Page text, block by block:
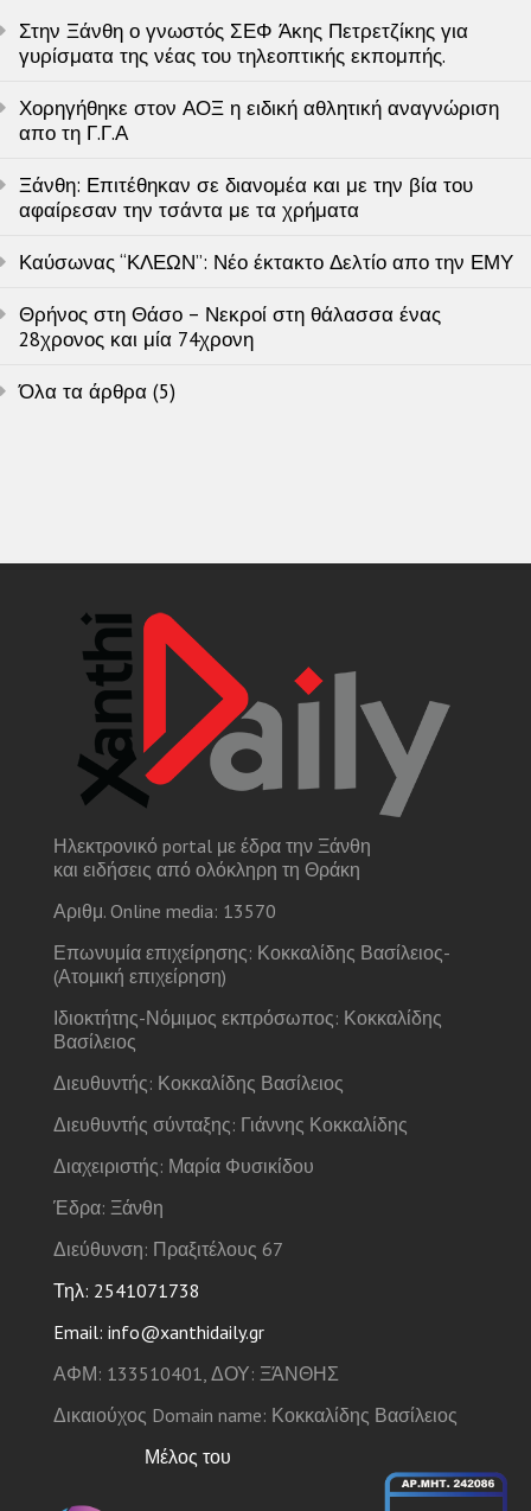
Στην Ξάνθη ο γνωστός ΣΕΦ Άκης Πετρετζίκης για
γυρίσματα της νέας του τηλεοπτικής εκπομπής.
Χορηγήθηκε στον ΑΟΞ η ειδική αθλητική αναγνώριση
απο τη Γ.Γ.Α
Ξάνθη: Επιτέθηκαν σε διανομέα και με την βία του
αφαίρεσαν την τσάντα με τα χρήματα
Καύσωνας “ΚΛΕΩΝ”: Νέο έκτακτο Δελτίο απο την ΕΜΥ
Θρήνος στη Θάσο – Νεκροί στη θάλασσα ένας
28χρονος και μία 74χρονη
Όλα τα άρθρα (5)
Ηλεκτρονικό portal με έδρα την Ξάνθη
και ειδήσεις από ολόκληρη τη Θράκη
Αριθμ. Online media: 13570
Επωνυμία επιχείρησης: Κοκκαλίδης Βασίλειος-
(Ατομική επιχείρηση)
Ιδιοκτήτης-Νόμιμος εκπρόσωπος: Κοκκαλίδης
Βασίλειος
Διευθυντής: Κοκκαλίδης Βασίλειος
Διευθυντής σύνταξης: Γιάννης Κοκκαλίδης
Διαχειριστής: Μαρία Φυσικίδου
Έδρα: Ξάνθη
Διεύθυνση: Πραξιτέλους 67
Τηλ: 2541071738
Email: info@xanthidaily.gr
ΑΦΜ: 133510401, ΔΟΥ: ΞΆΝΘΗΣ
Δικαιούχος Domain name: Κοκκαλίδης Βασίλειος
Μέλος του